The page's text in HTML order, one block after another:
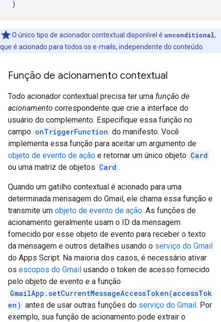
}
O único tipo de acionador contextual disponível é unconditional,
que é acionado para todos os e-mails, independente do conteúdo.
Função de acionamento contextual
Todo acionador contextual precisa ter uma função de
acionamento correspondente que crie a interface do
usuário do complemento. Especifique essa função no
campo onTriggerFunction do manifesto. Você
implementa essa função para aceitar um argumento de
objeto de evento de ação e retornar um único objeto Card
ou uma matriz de objetos Card .
Quando um gatilho contextual é acionado para uma
determinada mensagem do Gmail, ele chama essa função e
transmite um objeto de evento de ação. As funções de
acionamento geralmente usam o ID da mensagem
fornecido por esse objeto de evento para receber o texto
da mensagem e outros detalhes usando o serviço do Gmail
do Apps Script. Na maioria dos casos, é necessário ativar
os escopos do Gmail usando o token de acesso fornecido
pelo objeto de evento e a função
GmailApp.setCurrentMessageAccessToken(accessTok
en) antes de usar outras funções do serviço do Gmail. Por
exemplo, sua função de acionamento pode extrair o